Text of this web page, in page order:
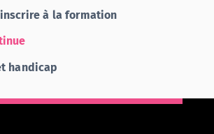
à la formation
handicap